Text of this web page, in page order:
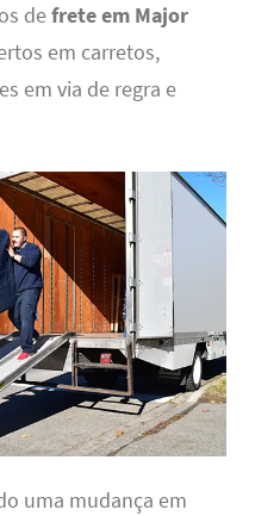
defrete em Major
em carretos,
em via de regra e
uma mudança em